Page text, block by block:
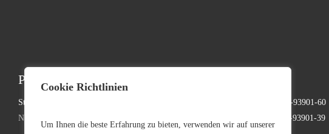
Cookie Richtlinien
Um Ihnen die beste Erfahrung zu bieten, verwenden wir auf unserer
Professionelle Event-Infrastruktur
Standorte:
Nürnberg | München | Köln | Hannover
Telefon: +49 (0) 9180-93901-60
Telefax: +49 (0) 9180-93901-39